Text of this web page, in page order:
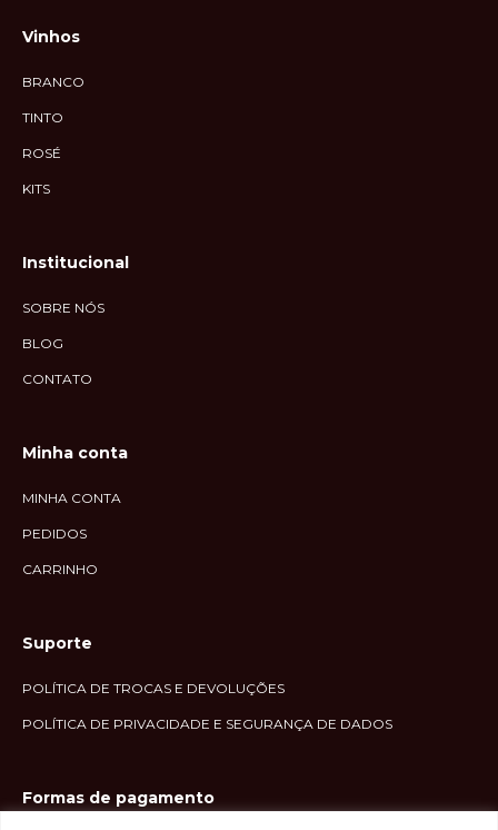
Vinhos
BRANCO
TINTO
ROSÉ
KITS
Institucional
SOBRE NÓS
BLOG
CONTATO
Minha conta
MINHA CONTA
PEDIDOS
CARRINHO
Suporte
POLÍTICA DE TROCAS E DEVOLUÇÕES
POLÍTICA DE PRIVACIDADE E SEGURANÇA DE DADOS
Formas de pagamento